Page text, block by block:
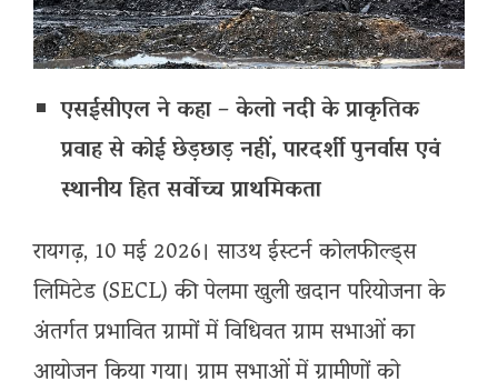
एसईसीएल ने कहा – केलो नदी के प्राकृतिक
प्रवाह से कोई छेड़छाड़ नहीं, पारदर्शी पुनर्वास एवं
स्थानीय हित सर्वोच्च प्राथमिकता
रायगढ़, 10 मई 2026। साउथ ईस्टर्न कोलफील्ड्स
लिमिटेड (SECL) की पेलमा खुली खदान परियोजना के
अंतर्गत प्रभावित ग्रामों में विधिवत ग्राम सभाओं का
आयोजन किया गया। ग्राम सभाओं में ग्रामीणों को